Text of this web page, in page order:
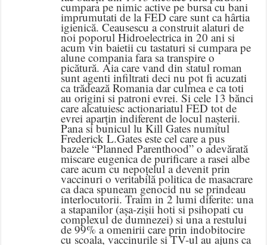
cumpara pe nimic active pe bursa cu bani
imprumutati de la FED care sunt ca hârtia
igienică. Ceausescu a construit alaturi de
noi poporul Hidroelectrica in 20 ani si
acum vin baietii cu tastaturi si cumpara pe
alune compania fara sa transpire o
picătură. Aia care vand din statul roman
sunt agenti infiltrati deci nu pot fi acuzati
ca trădează Romania dar culmea e ca toti
au origini si patroni evrei. Si cele 13 bănci
care alcatuiesc actionariatul FED tot de
evrei aparțin indiferent de locul nașterii.
Pana si bunicul lu Kill Gates numitul
Frederick L.Gates este cel care a pus
bazele “Planned Parenthood” o adevărată
miscare eugenica de purificare a rasei albe
care acum cu nepoțelul a devenit prin
vaccinuri o veritabilă politica de masacrare
ca daca spuneam genocid nu se prindeau
interlocutorii. Traim in 2 lumi diferite: una
a stapanilor (așa-zișii hoti si psihopati cu
complexul de dumnezei) si una a restului
de 99% a omenirii care prin indobitocire
cu scoala, vaccinurile si TV-ul au ajuns ca